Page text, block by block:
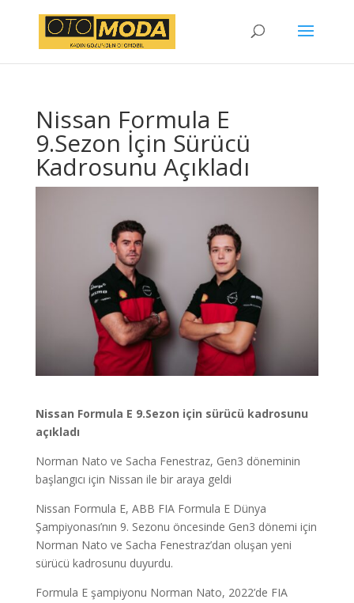
Nissan Formula E
9.Sezon İçin Sürücü
Kadrosunu Açıkladı
Nissan Formula E 9.Sezon için sürücü kadrosunu
açıkladı
Norman Nato ve Sacha Fenestraz, Gen3 döneminin
başlangıcı için Nissan ile bir araya geldi
Nissan Formula E, ABB FIA Formula E Dünya
Şampiyonası’nın 9. Sezonu öncesinde Gen3 dönemi için
Norman Nato ve Sacha Fenestraz’dan oluşan yeni
sürücü kadrosunu duyurdu.
Formula E şampiyonu Norman Nato, 2022’de FIA